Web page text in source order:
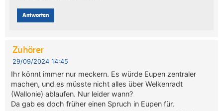
Antworten
Zuhörer
29/09/2024 14:45
Ihr könnt immer nur meckern. Es würde Eupen zentraler
machen, und es müsste nicht alles über Welkenradt
(Wallonie) ablaufen. Nur leider wann?
Da gab es doch früher einen Spruch in Eupen für.